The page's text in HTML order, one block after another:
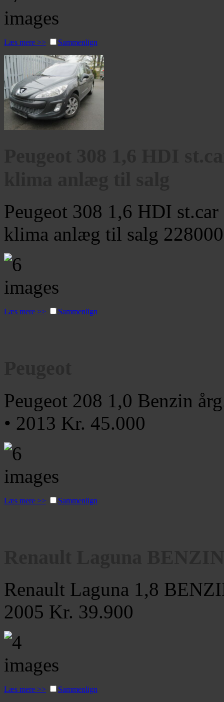
Læs mere >> Sammenlign
Peugeot 308 1,6 HDI
klima anlæg til salg
Læs mere >> Sammenlign
Peugeot 208 1,0 Benzin
• 2013 Kr. 45.000
Læs mere >> Sammenlign
Renault Laguna 1,8
2005 Kr. 39.900
Læs mere >> Sammenlign